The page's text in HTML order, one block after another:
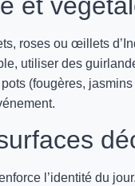
roses ou œillets
utiliser des
(fougères,
l’identité du